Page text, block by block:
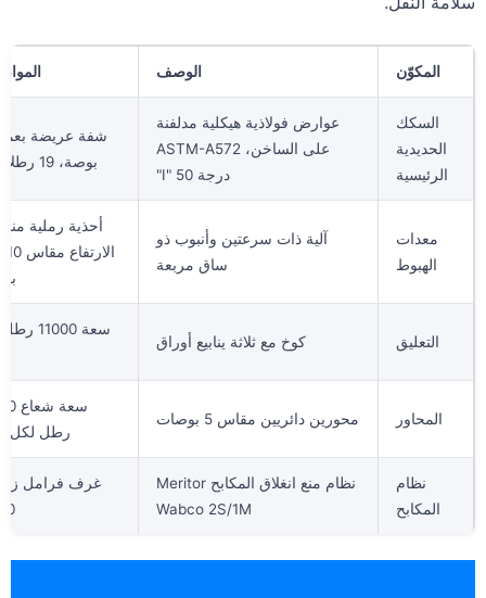
المكوّن الوصف
السكك
الحديدية
الرئيسية
عوارض فولاذية هيكلية مدلفنة
على الساخن، ASTM-A572
درجة 50 "I"
بوصة، 19 رطلاً/قدمًا
معدات
الهبوط
آلية ذات سرعتين وأنبوب ذو
ساق مربعة
أحذية رملية
التعليق كوخ مع ثلاثة ينابيع أوراق
سعة
المحاور محورين دائريين مقاس 5 بوصات
سعة
رطل لكل
نظام
المكابح
نظام منع انغلاق المكابح Meritor
Wabco 2S/1M
غرف فرامل